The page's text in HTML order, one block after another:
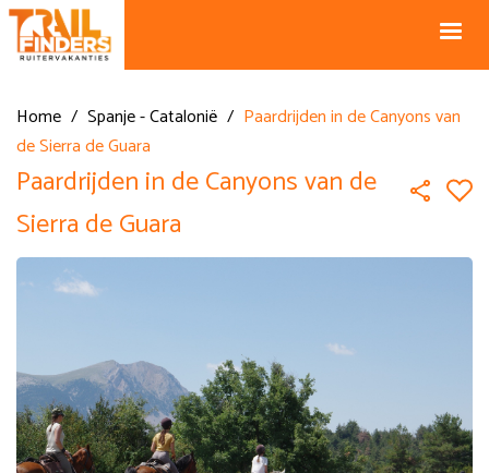
Home / Spanje - Catalonië / Paardrijden in de Canyons van
de Sierra de Guara
Paardrijden in de Canyons van de
Sierra de Guara